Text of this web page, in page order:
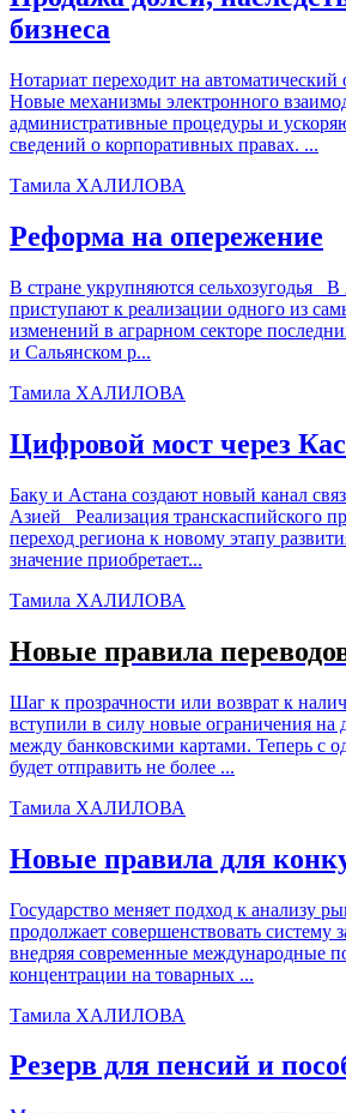
бизнеса
Нотариат переходит на
Новые механизмы электронного
административные процедуры и
сведений о корпоративных правах. ...
Тамила ХАЛИЛОВА
Реформа на опережение
В стране укрупняются сельхозугодья
приступают к реализации одного из
изменений в аграрном секторе
и Сальянском р...
Тамила ХАЛИЛОВА
Цифровой мост через
Баку и Астана создают новый канал
Азией Реализация транскаспийского
переход региона к новому этапу
значение приобретает...
Тамила ХАЛИЛОВА
Новые правила
Шаг к прозрачности или возврат к
вступили в силу новые ограничения
между банковскими картами. Теперь с
будет отправить не более ...
Тамила ХАЛИЛОВА
Новые правила для
Государство меняет подход к анализу
продолжает совершенствовать систему
внедряя современные международные
концентрации на товарных ...
Тамила ХАЛИЛОВА
Резерв для пенсий и